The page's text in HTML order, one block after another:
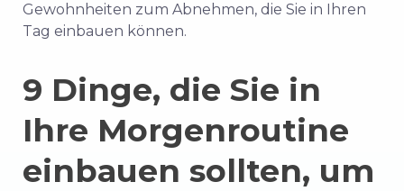
Gewohnheiten zum Abnehmen, die Sie in Ihren
Tag einbauen können.
9 Dinge, die Sie in
Ihre Morgenroutine
einbauen sollten, um